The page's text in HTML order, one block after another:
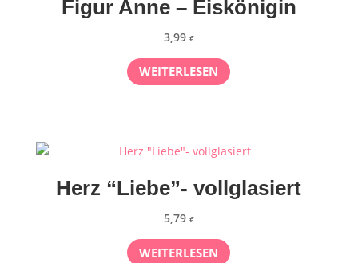
Figur Anne – Eiskönigin
3,99 €
WEITERLESEN
Herz “Liebe”- vollglasiert
5,79 €
WEITERLESEN